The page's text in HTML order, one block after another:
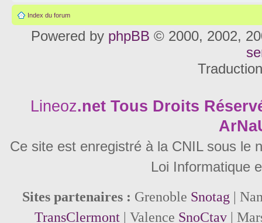
Index du forum
Powered by phpBB © 2000, 2002,
Lineoz.net Tous Droits
Ce site est enregistré à la CNIL sous le
Loi Informatique
Sites partenaires : Grenoble Snotag |
TransClermont| Valence SnoCtav|